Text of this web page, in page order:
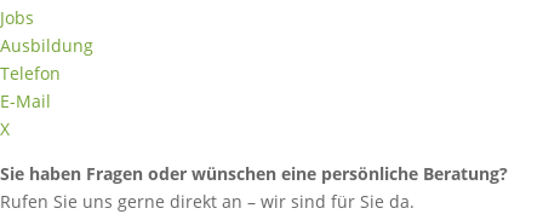
Jobs
Ausbildung
Telefon
E-Mail
X
Sie haben Fragen oder wünschen eine persönliche Beratung?
Rufen Sie uns gerne direkt an – wir sind für Sie da.